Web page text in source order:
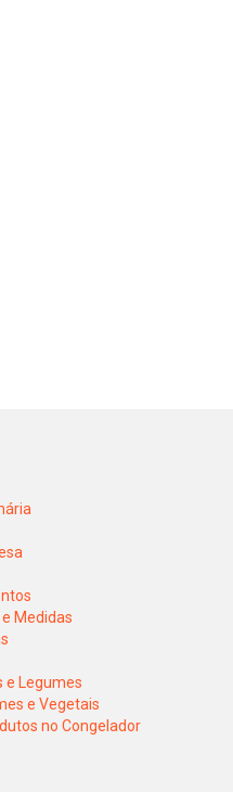
Medidas
e Legumes
e Vegetais
no Congelador